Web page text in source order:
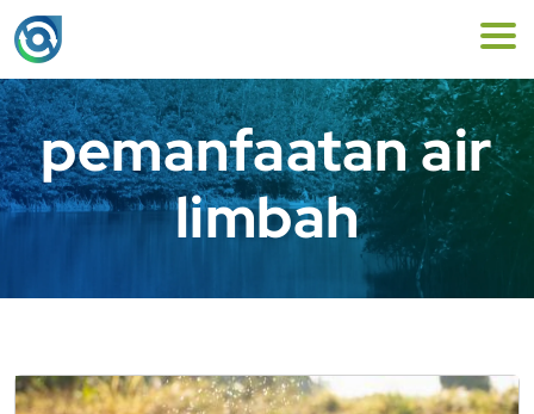
pemanfaatan air
limbah